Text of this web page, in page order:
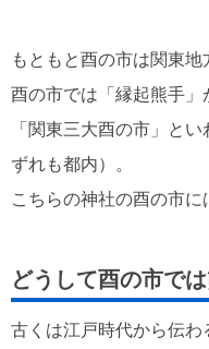
もともと酉の市は関東
酉の市では「縁起熊手」
「関東三大酉の市」と
ずれも都内）。
こちらの神社の酉の市に
どうして酉の市で
古くは江戸時代から伝わ